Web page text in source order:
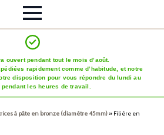
ouvert pendant tout le mois d’août.
rapidement comme d’habitude, et notre
disposition pour vous répondre du lundi au
pendant les heures de travail.
à pâte en bronze (diamètre 45mm)» Filière en